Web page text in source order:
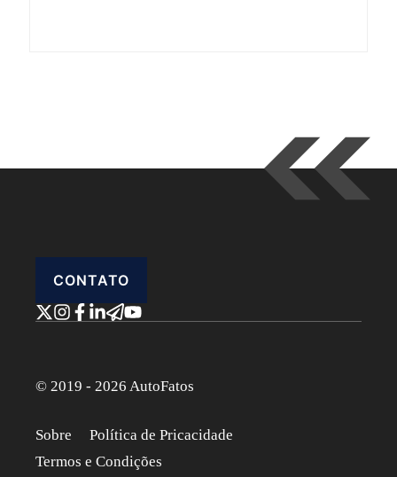
CONTATO
© 2019 - 2026 AutoFatos
Sobre
Política de Pricacidade
Termos e Condições